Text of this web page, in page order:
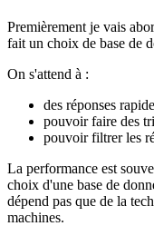
Premièrement je vais
fait un choix de base de
On s'attend à :
des réponses
pouvoir faire des
pouvoir filtrer les
La performance est
choix d'une base de
dépend pas que de la
machines.